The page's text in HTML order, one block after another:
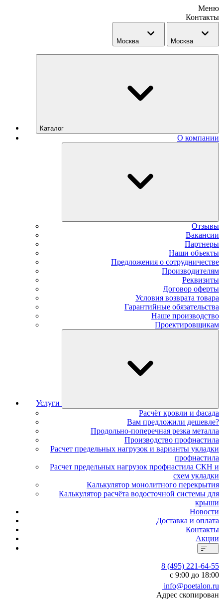
Меню
Контакты
Москва Москва
Каталог
О компании
Отзывы
Вакансии
Партнеры
Наши объекты
Предложения о сотрудничестве
Производителям
Реквизиты
Договор оферты
Условия возврата товара
Гарантийные обязательства
Наше производство
Проектировщикам
Услуги
Расчёт кровли и фасада
Вам предложили дешевле?
Продольно-поперечная резка металла
Производство профнастила
Расчет предельных нагрузок и варианты укладки
профнастила
Расчет предельных нагрузок профнастила СКН и
схем укладки
Калькулятор монолитного перекрытия
Калькулятор расчёта водосточной системы для
крыши
Новости
Доставка и оплата
Контакты
Акции
8 (495) 221-64-55
с 9:00 до 18:00
info@poetalon.ru
Адрес скопирован